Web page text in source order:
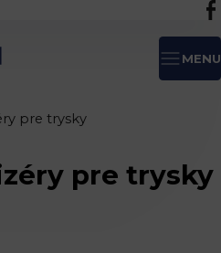
MENU
pre trysky
pre trysky